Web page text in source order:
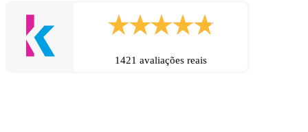
1421 avaliações reais